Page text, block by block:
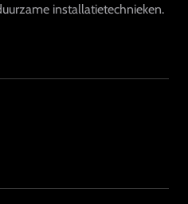
installatietechnieken.